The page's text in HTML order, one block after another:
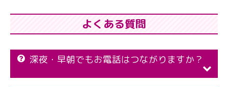
よくある質問
深夜・早朝でもお電話はつながりますか？